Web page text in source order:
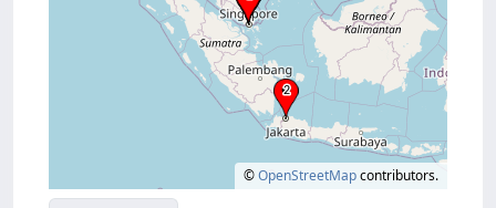
©OpenStreetMapcontributors.